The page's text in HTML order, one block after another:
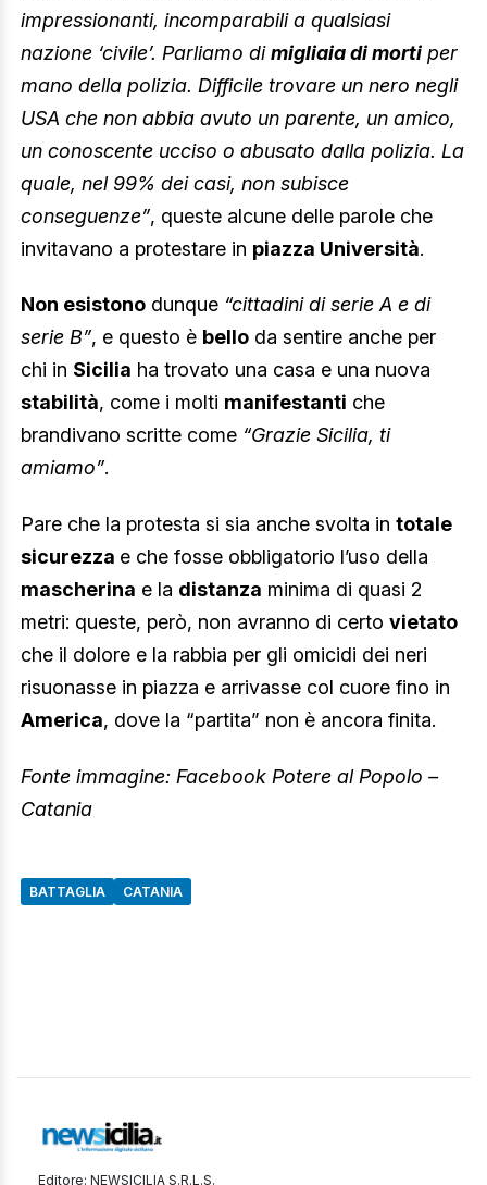
impressionanti, incomparabili a qualsiasi
nazione ‘civile’. Parliamo dimigliaia di morti per
mano della polizia. Difficile trovare un nero negli
USA che non abbia avuto un parente, un amico,
un conoscente ucciso o abusato dalla polizia. La
quale, nel 99% dei casi, non subisce
conseguenze”, queste alcune delle parole che
invitavano a protestare in piazza Università.
Non esistono dunque “cittadini di serie A e di
serie B”, e questo è bello da sentire anche per
chi in Sicilia ha trovato una casa e una nuova
stabilità, come i molti manifestanti che
brandivano scritte come “Grazie Sicilia, ti
amiamo”.
Pare che la protesta si sia anche svolta in totale
sicurezza e che fosse obbligatorio l’uso della
mascherina e la distanza minima di quasi 2
metri: queste, però, non avranno di certo vietato
che il dolore e la rabbia per gli omicidi dei neri
risuonasse in piazza e arrivasse col cuore fino in
America, dove la “partita” non è ancora finita.
Fonte immagine: Facebook Potere al Popolo –
Catania
BATTAGLIA CATANIA
Editore: NEWSICILIA S.R.L.S.